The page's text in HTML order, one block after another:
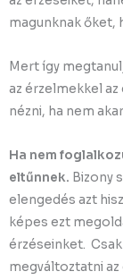
magunknak őket,
Mert így
az érzelmekkel
nézni, ha nem
Ha nem
eltűnnek. Bizony
elengedés azt
képes ezt
érzéseinket.
megváltoztatni az